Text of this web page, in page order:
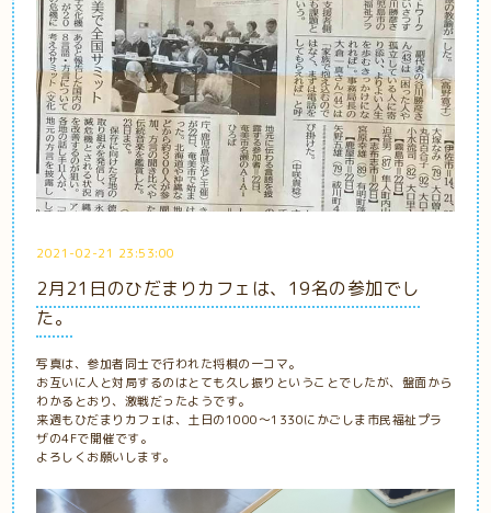
2021-02-21 23:53:00
2月21日のひだまりカフェは、19名の参加でし
た。
写真は、参加者同士で行われた将棋の一コマ。
お互いに人と対局するのはとても久し振りということでしたが、盤面から
わかるとおり、激戦だったようです。
来週もひだまりカフェは、土日の1000～1330にかごしま市民福祉プラ
ザの4Fで開催です。
よろしくお願いします。